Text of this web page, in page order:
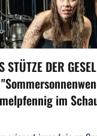
STÜTZE DER
im